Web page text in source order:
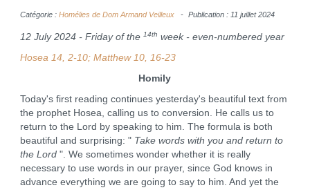
Catégorie : Homélies de Dom Armand Veilleux Publication : 11 juillet 2024
12 July 2024 - Friday of the 14th week - even-numbered year
Hosea 14, 2-10; Matthew 10, 16-23
Homily
Today's first reading continues yesterday's beautiful text from
the prophet Hosea, calling us to conversion. He calls us to
return to the Lord by speaking to him. The formula is both
beautiful and surprising: " Take words with you and return to
the Lord". We sometimes wonder whether it is really
necessary to use words in our prayer, since God knows in
advance everything we are going to say to him. And yet the